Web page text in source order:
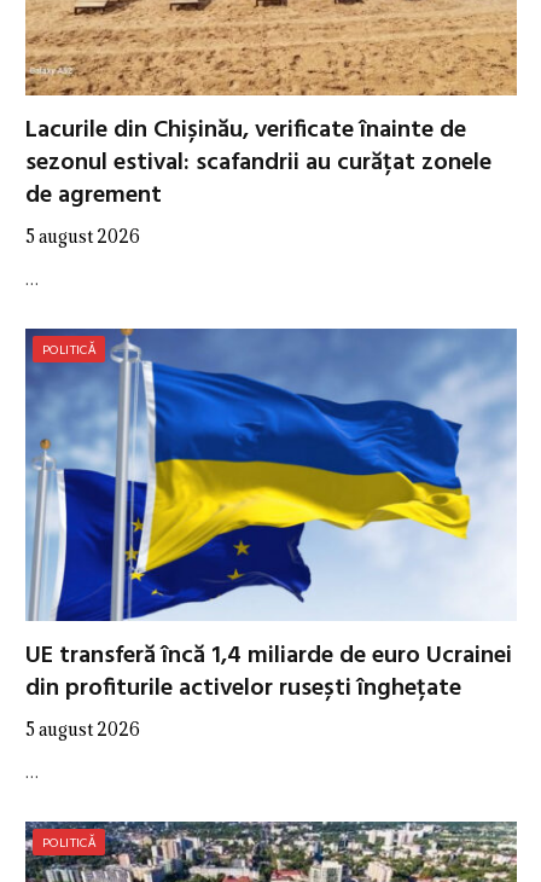
Lacurile din Chișinău, verificate înainte de
sezonul estival: scafandrii au curățat zonele
de agrement
5 august 2026
…
POLITICĂ
UE transferă încă 1,4 miliarde de euro Ucrainei
din profiturile activelor rusești înghețate
5 august 2026
…
POLITICĂ